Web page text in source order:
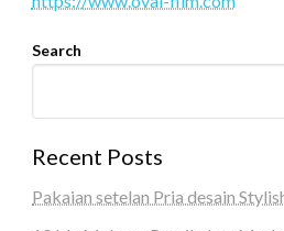
Search
Recent Posts
Pakaian setelan Pria desain